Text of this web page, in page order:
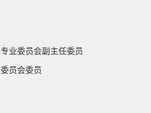
业委员会副主任委员
员会委员